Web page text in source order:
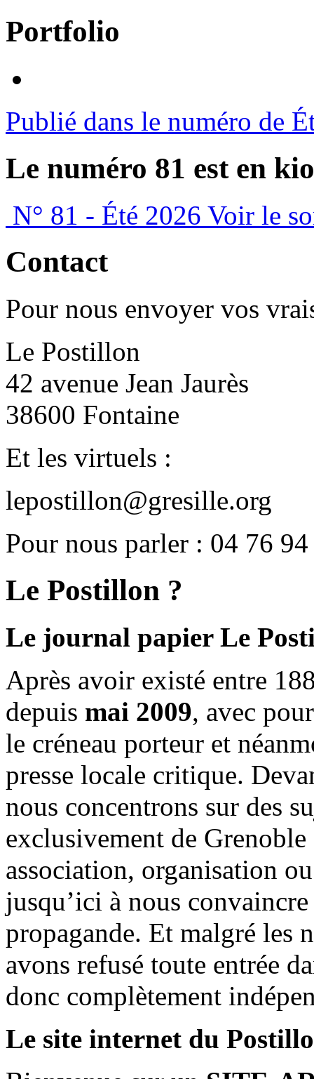
Portfolio
Publié dans le numéro de
Le numéro 81 est en
N° 81 - Été 2026 Voir le
Contact
Pour nous envoyer vos
Le Postillon
42 avenue Jean Jaurès
38600 Fontaine
Et les virtuels :
lepostillon@gresille.org
Pour nous parler : 04 76
Le Postillon ?
Le journal papier Le
Après avoir existé entre
depuis mai 2009, avec
le créneau porteur et
presse locale critique.
nous concentrons sur des
exclusivement de
association, organisation
jusqu’ici à nous
propagande. Et malgré les
avons refusé toute entrée
donc complètement
Le site internet du